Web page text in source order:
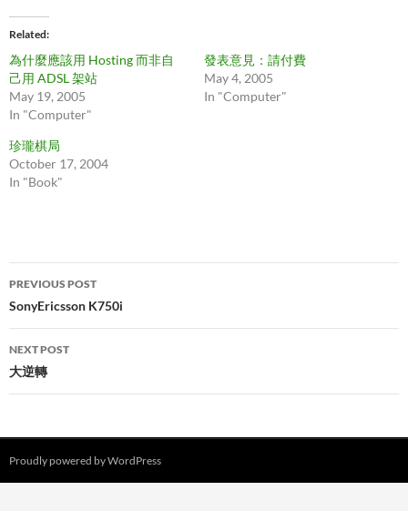
Related
為什麼應該用 Hosting 而非自
己用 ADSL 架站
May 19, 2005
In "Computer"
發表意見：請付費
May 4, 2005
In "Computer"
珍瓏棋局
October 17, 2004
In "Book"
Post
navigation
PREVIOUS POST
SonyEricsson K750i
NEXT POST
大逆轉
Proudly powered by WordPress